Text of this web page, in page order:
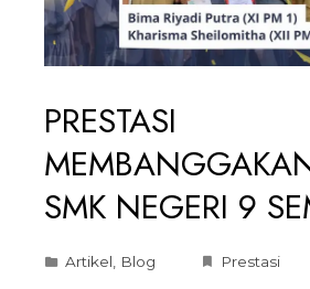
PRESTASI
SMK NEGERI 9
Artikel, Blog Prestasi